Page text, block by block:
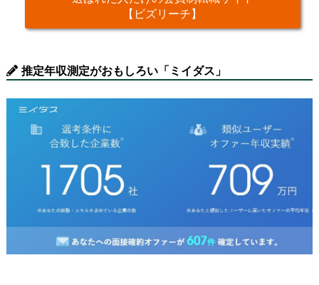
【ビズリーチ】
推定年収測定がおもしろい「ミイダス」